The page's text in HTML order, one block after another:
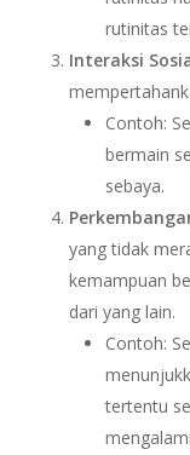
rutinitas
Interaksi
Contoh:
bermain
sebaya.
yang tidak
kemampuan
dari yang lain.
Contoh:
tertentu